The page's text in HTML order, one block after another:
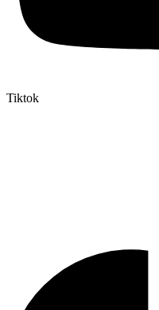
Tiktok